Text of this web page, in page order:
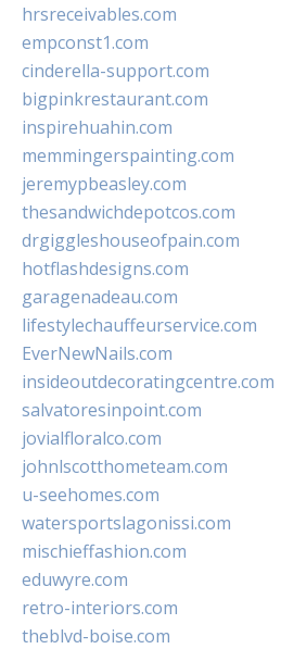
hrsreceivables.com
empconst1.com
cinderella-support.com
bigpinkrestaurant.com
inspirehuahin.com
memmingerspainting.com
jeremypbeasley.com
thesandwichdepotcos.com
drgiggleshouseofpain.com
hotflashdesigns.com
garagenadeau.com
lifestylechauffeurservice.com
EverNewNails.com
insideoutdecoratingcentre.com
salvatoresinpoint.com
jovialfloralco.com
johnlscotthometeam.com
u-seehomes.com
watersportslagonissi.com
mischieffashion.com
eduwyre.com
retro-interiors.com
theblvd-boise.com